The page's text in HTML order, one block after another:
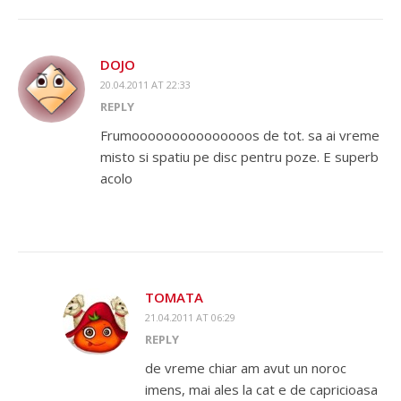
DOJO
20.04.2011 AT 22:33
REPLY
Frumooooooooooooooos de tot. sa ai vreme
misto si spatiu pe disc pentru poze. E superb
acolo
TOMATA
21.04.2011 AT 06:29
REPLY
de vreme chiar am avut un noroc
imens, mai ales la cat e de capricioasa